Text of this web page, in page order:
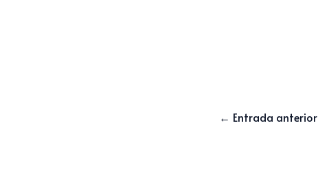
← Entrada anterior